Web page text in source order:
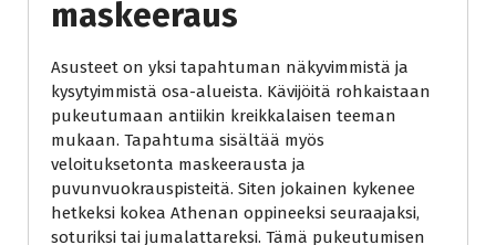
maskeeraus
Asusteet on yksi tapahtuman näkyvimmistä ja
kysytyimmistä osa-alueista. Kävijöitä rohkaistaan
pukeutumaan antiikin kreikkalaisen teeman
mukaan. Tapahtuma sisältää myös
veloituksetonta maskeerausta ja
puvunvuokrauspisteitä. Siten jokainen kykenee
hetkeksi kokea Athenan oppineeksi seuraajaksi,
soturiksi tai jumalattareksi. Tämä pukeutumisen